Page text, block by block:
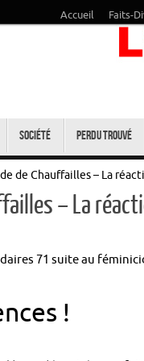
Accueil Faits-
Société Perdu trouvé
de Chauffailles – La
– La
71 suite au
!